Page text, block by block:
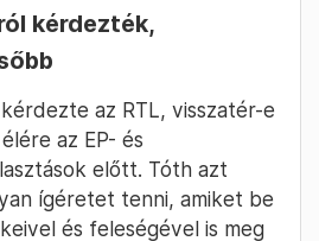
szabályoktól. „Ez
volt érdeke, ami szét
– tette hozzá. Az
való tárgyalás is
kell ezt az
meg kell reformálni a